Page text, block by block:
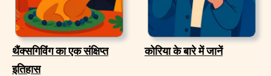
थैंक्सगिविंग का एक संक्षिप्त
इतिहास
कोरिया के बारे में जानें